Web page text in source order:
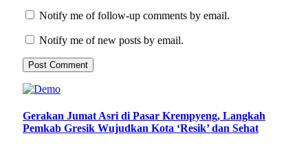
Notify me of follow-up comments by email.
Notify me of new posts by email.
Gerakan Jumat Asri di Pasar Krempyeng, Langkah
Pemkab Gresik Wujudkan Kota ‘Resik’ dan Sehat